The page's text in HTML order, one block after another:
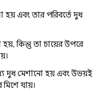
হয় এবং তার পরিবর্তে দুধ
কিন্তু তা চায়ের উপরে
দুধ মেশানো হয় এবং উভয়ই
যায়।